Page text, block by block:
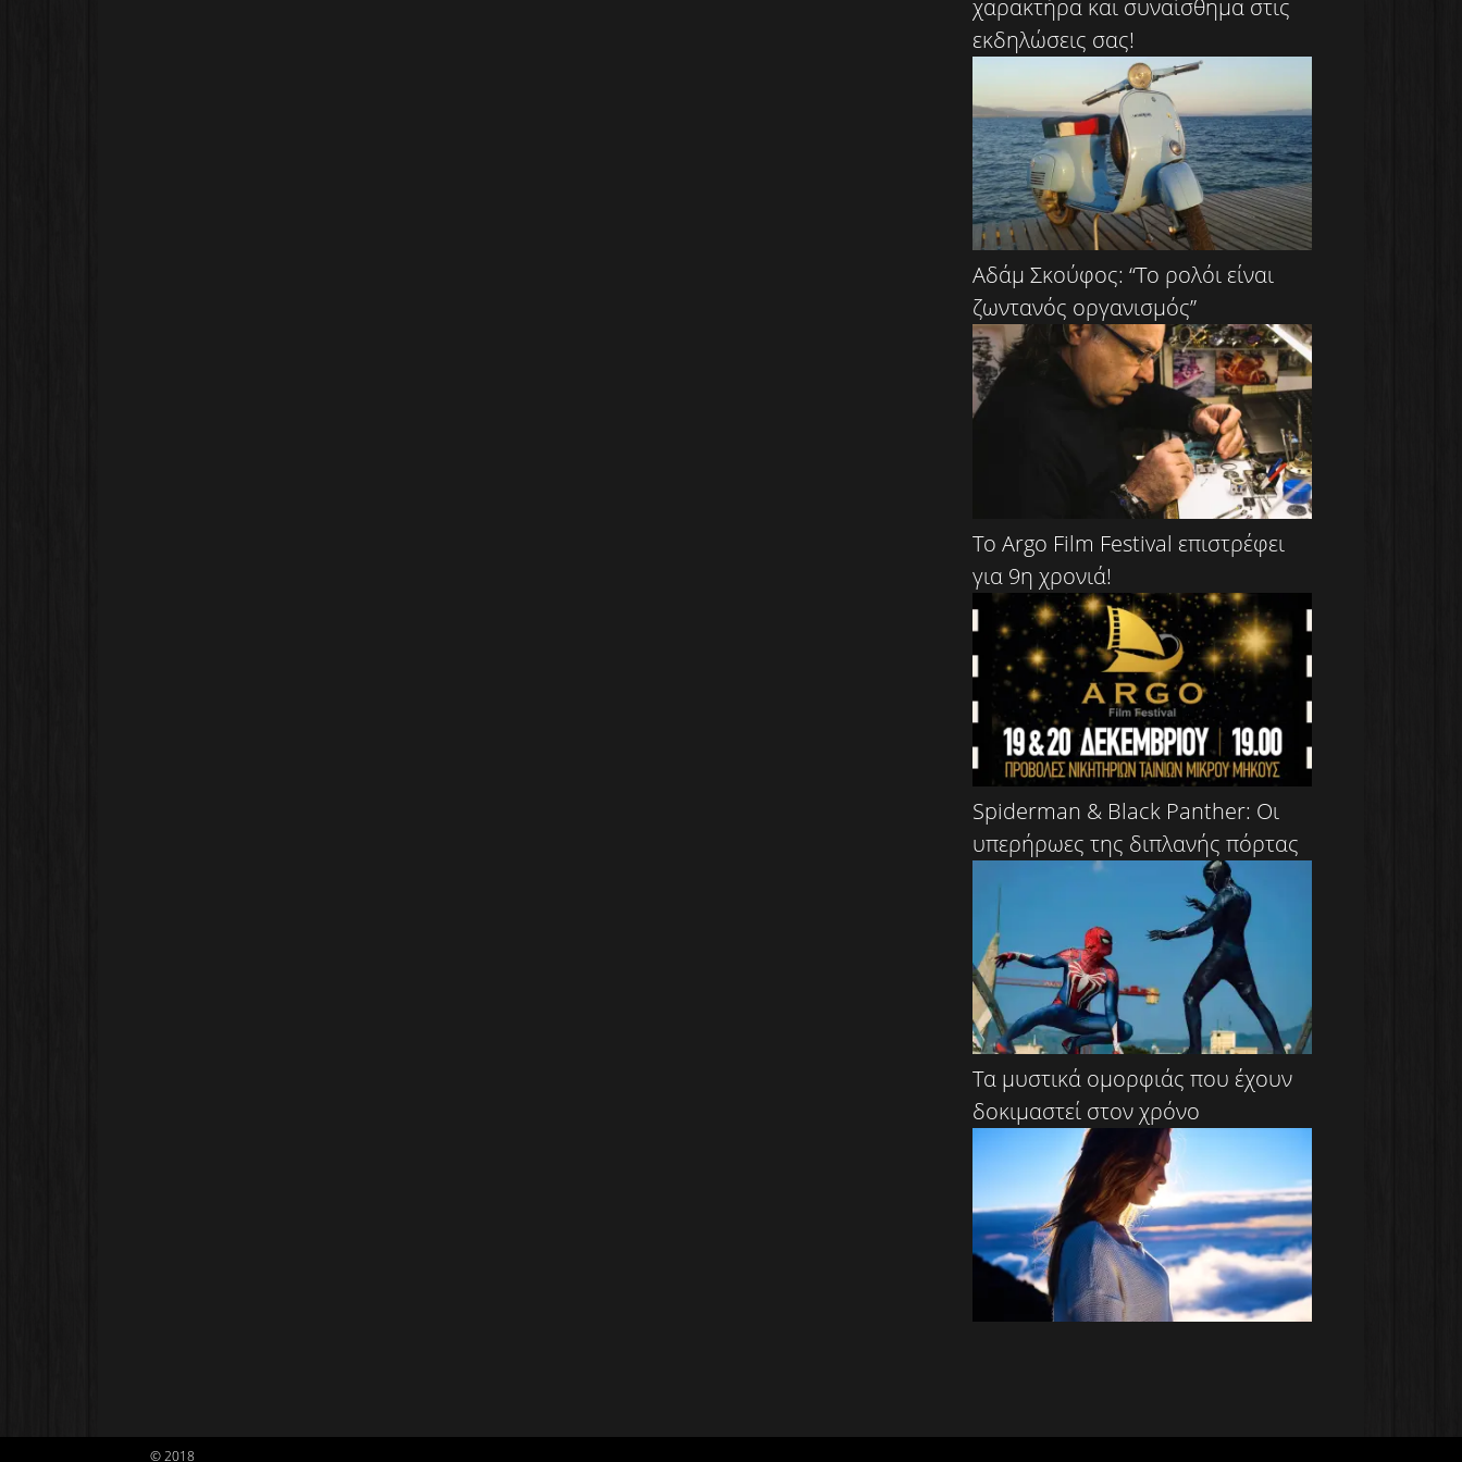
χαρακτήρα και συναίσθημα στις
εκδηλώσεις σας!
Αδάμ Σκούφος: “Το ρολόι είναι
ζωντανός οργανισμός”
To Argo Film Festival επιστρέφει
για 9η χρονιά!
Spiderman & Black Panther: Οι
υπερήρωες της διπλανής πόρτας
Τα μυστικά ομορφιάς που έχουν
δοκιμαστεί στον χρόνο
© 2018